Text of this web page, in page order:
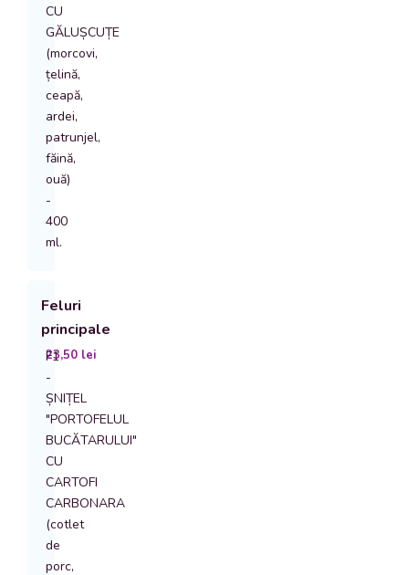
CU
GĂLUȘCUȚE
(morcovi,
țelină,
ceapă,
ardei,
patrunjel,
făină,
ouă)
-
400
ml.
Feluri
principale
F1
-
ȘNIȚEL
"PORTOFELUL
BUCĂTARULUI"
CU
CARTOFI
CARBONARA
(cotlet
de
porc,
23,50 lei